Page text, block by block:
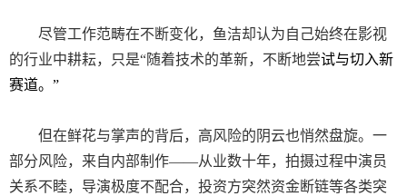
尽管工作范畴在不断变化，鱼洁却认为自己始终在影视
的行业中耕耘，只是“随着技术的革新，不断地尝试与切入新
赛道。”
但在鲜花与掌声的背后，高风险的阴云也悄然盘旋。一
部分风险，来自内部制作——从业数十年，拍摄过程中演员
关系不睦，导演极度不配合，投资方突然资金断链等各类突